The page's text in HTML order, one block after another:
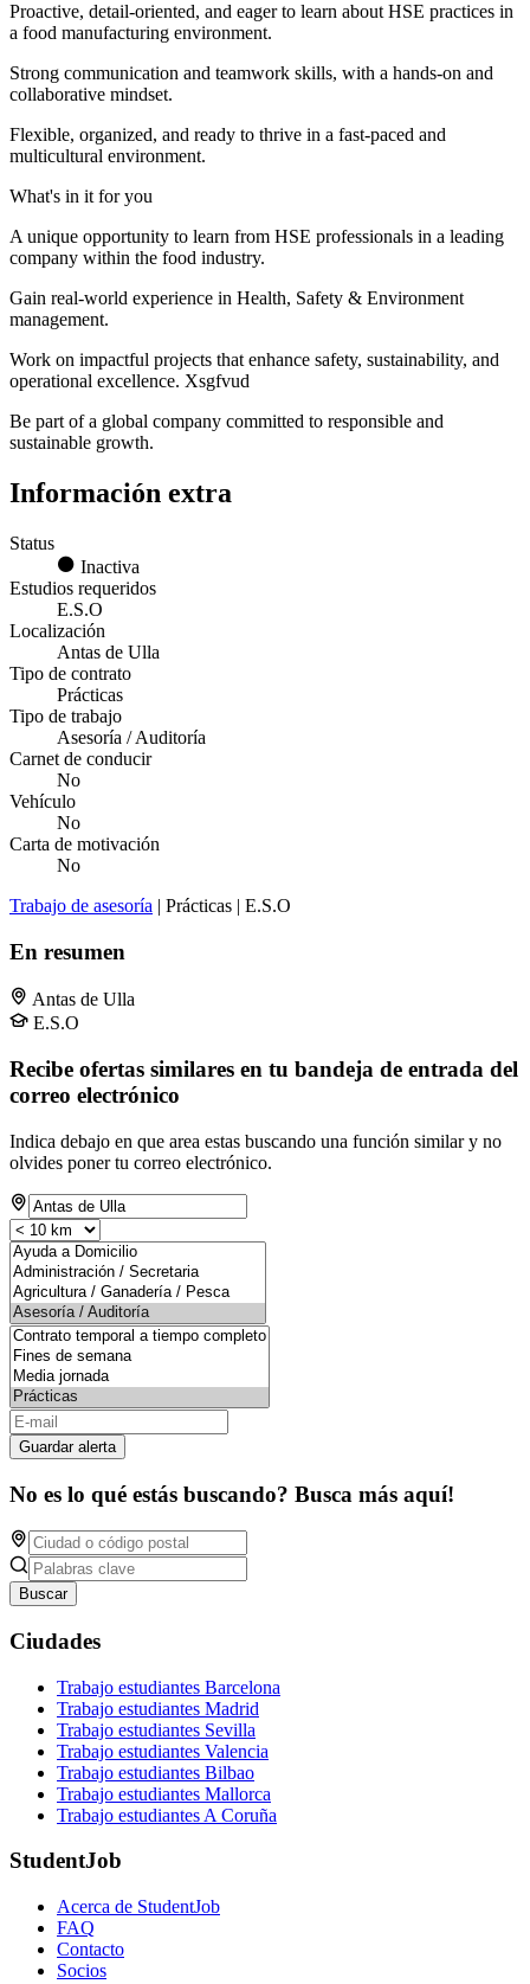
Proactive, detail-oriented, and eager to learn about HSE practices in
a food manufacturing environment.
Strong communication and teamwork skills, with a hands-on and
collaborative mindset.
Flexible, organized, and ready to thrive in a fast-paced and
multicultural environment.
What's in it for you
A unique opportunity to learn from HSE professionals in a leading
company within the food industry.
Gain real-world experience in Health, Safety & Environment
management.
Work on impactful projects that enhance safety, sustainability, and
operational excellence. Xsgfvud
Be part of a global company committed to responsible and
sustainable growth.
Información extra
Status
Inactiva
Estudios requeridos
E.S.O
Localización
Antas de Ulla
Tipo de contrato
Prácticas
Tipo de trabajo
Asesoría / Auditoría
Carnet de conducir
No
Vehículo
No
Carta de motivación
No
Trabajo de asesoría | Prácticas | E.S.O
En resumen
Antas de Ulla
E.S.O
Recibe ofertas similares en tu bandeja de entrada del
correo electrónico
Indica debajo en que area estas buscando una función similar y no
olvides poner tu correo electrónico.
Guardar alerta
No es lo qué estás buscando? Busca más aquí!
Buscar
Ciudades
Trabajo estudiantes Barcelona
Trabajo estudiantes Madrid
Trabajo estudiantes Sevilla
Trabajo estudiantes Valencia
Trabajo estudiantes Bilbao
Trabajo estudiantes Mallorca
Trabajo estudiantes A Coruña
StudentJob
Acerca de StudentJob
FAQ
Contacto
Socios